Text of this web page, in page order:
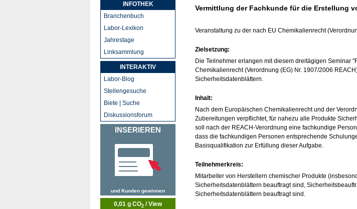
Vermittlung der Fachkunde für die Erstellung
Veranstaltung zu der nach EU Chemikalienrecht
Zielsetzung:
Die Teilnehmer erlangen mit diesem dreitägigen Seminar
Chemikalienrecht (Verordnung (EG) Nr. 1907/2006
Sicherheitsdatenblättern.
Inhalt:
Nach dem Europäischen Chemikalienrecht und der
Zubereitungen verpflichtet, für nahezu alle Produkte
soll nach der REACH-Verordnung eine fachkundige
dass die fachkundigen Personen entsprechende
Basisqualifikation zur Erfüllung dieser Aufgabe.
Teilnehmerkreis:
Mitarbeiter von Herstellern chemischer Produkte
Sicherheitsdatenblättern beauftragt sind,
Sicherheitsdatenblättern beauftragt sind.
INFOTHEK
Branchenbuch
Labor-Lexikon
Jahrestage
Linksammlung
INTERAKTIV
Labor-Blog
Stellengesuche
Biete | Suche
Diskussionsforum
INSERIEREN
und Kunden gewinnen
0,01 g CO2 / View